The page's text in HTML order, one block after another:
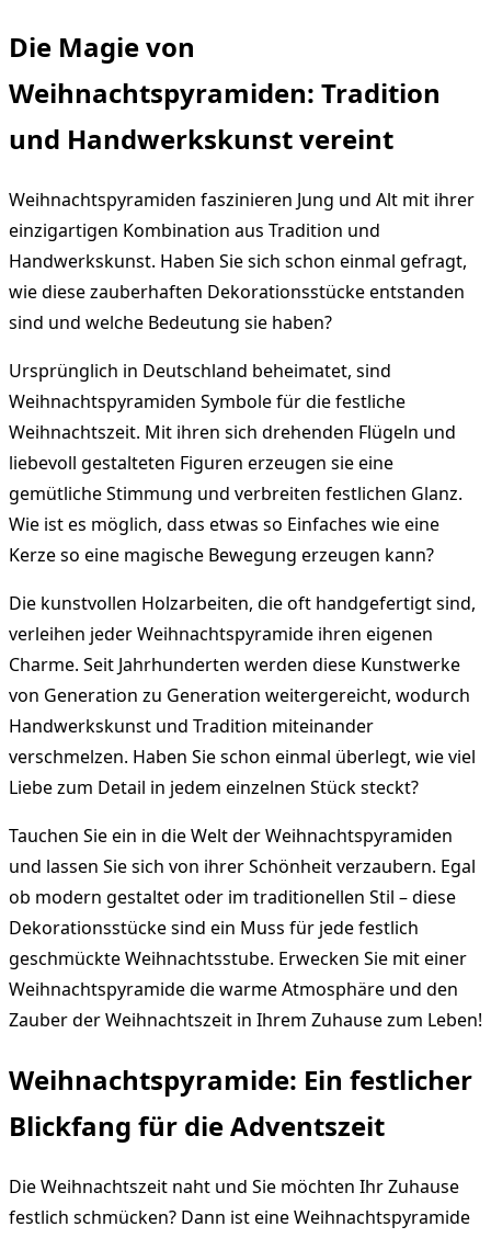
Die Magie von
Weihnachtspyramiden: Tradition
und Handwerkskunst vereint
Weihnachtspyramiden faszinieren Jung und Alt mit ihrer
einzigartigen Kombination aus Tradition und
Handwerkskunst. Haben Sie sich schon einmal gefragt,
wie diese zauberhaften Dekorationsstücke entstanden
sind und welche Bedeutung sie haben?
Ursprünglich in Deutschland beheimatet, sind
Weihnachtspyramiden Symbole für die festliche
Weihnachtszeit. Mit ihren sich drehenden Flügeln und
liebevoll gestalteten Figuren erzeugen sie eine
gemütliche Stimmung und verbreiten festlichen Glanz.
Wie ist es möglich, dass etwas so Einfaches wie eine
Kerze so eine magische Bewegung erzeugen kann?
Die kunstvollen Holzarbeiten, die oft handgefertigt sind,
verleihen jeder Weihnachtspyramide ihren eigenen
Charme. Seit Jahrhunderten werden diese Kunstwerke
von Generation zu Generation weitergereicht, wodurch
Handwerkskunst und Tradition miteinander
verschmelzen. Haben Sie schon einmal überlegt, wie viel
Liebe zum Detail in jedem einzelnen Stück steckt?
Tauchen Sie ein in die Welt der Weihnachtspyramiden
und lassen Sie sich von ihrer Schönheit verzaubern. Egal
ob modern gestaltet oder im traditionellen Stil – diese
Dekorationsstücke sind ein Muss für jede festlich
geschmückte Weihnachtsstube. Erwecken Sie mit einer
Weihnachtspyramide die warme Atmosphäre und den
Zauber der Weihnachtszeit in Ihrem Zuhause zum Leben!
Weihnachtspyramide: Ein festlicher
Blickfang für die Adventszeit
Die Weihnachtszeit naht und Sie möchten Ihr Zuhause
festlich schmücken? Dann ist eine Weihnachtspyramide